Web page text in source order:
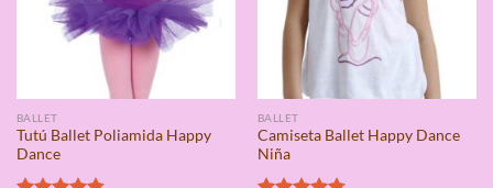
BALLET
Tutú Ballet Poliamida Happy
Dance
BALLET
Camiseta Ballet Happy Dance
Niña